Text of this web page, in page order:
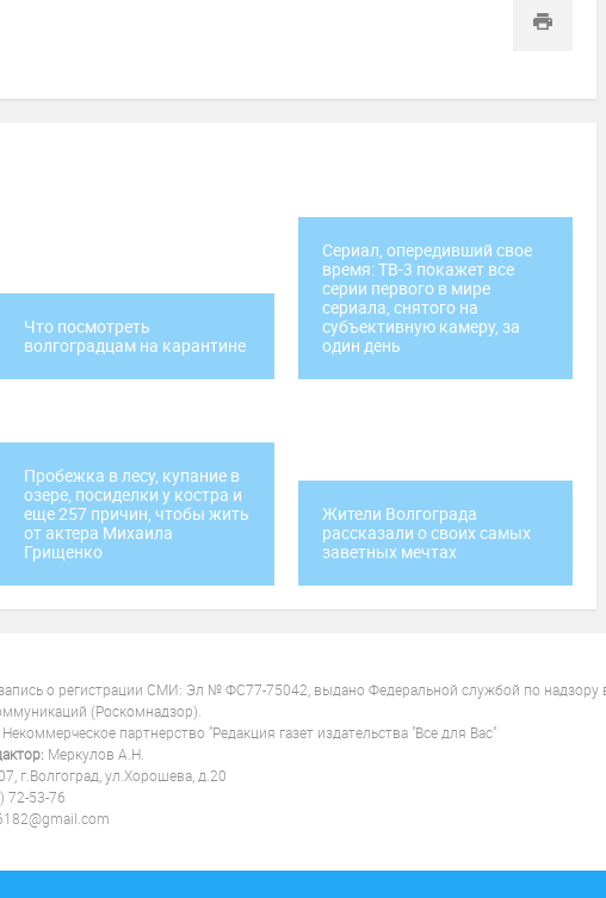
Что посмотреть
волгоградцам на карантине
Сериал, опередивший свое
время: ТВ-3 покажет все
серии первого в мире
сериала, снятого на
субъективную камеру, за
один день
Пробежка в лесу, купание в
озере, посиделки у костра и
еще 257 причин, чтобы жить
от актера Михаила
Грищенко
Жители Волгограда
рассказали о своих самых
заветных мечтах
о регистрации СМИ: Эл № ФС77-75042, выдано Федеральной службой по
(Роскомнадзор).
Некоммерческое партнерство "Редакция газет издательства "Все для Вас"
Меркулов А.Н.
г.Волгоград, ул.Хорошева, д.20
72-53-76